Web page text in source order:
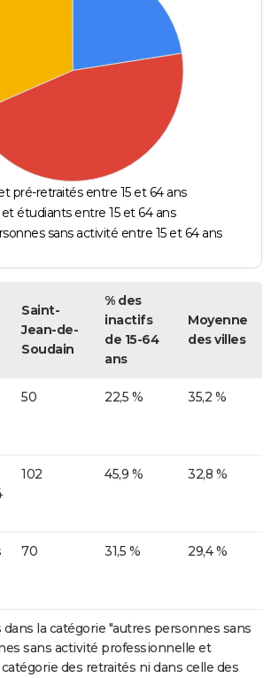
pré-retraités entre 15 et 64 ans
étudiants entre 15 et 64 ans
sans activité entre 15 et 64 ans
Saint-
Jean-de-
Soudain
% des
inactifs
de 15-64
ans
Moyenne
des villes
50 22,5 % 35,2 %
102 45,9 % 32,8 %
70 31,5 % 29,4 %
la catégorie "autres personnes sans
sans activité professionnelle et
des retraités ni dans celle des